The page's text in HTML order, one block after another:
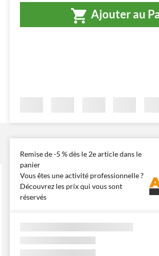
Ajouter au
Remise de -5 % dès le 2e article dans le
panier
Vous êtes une activité professionnelle ?
Découvrez les prix qui vous sont
réservés